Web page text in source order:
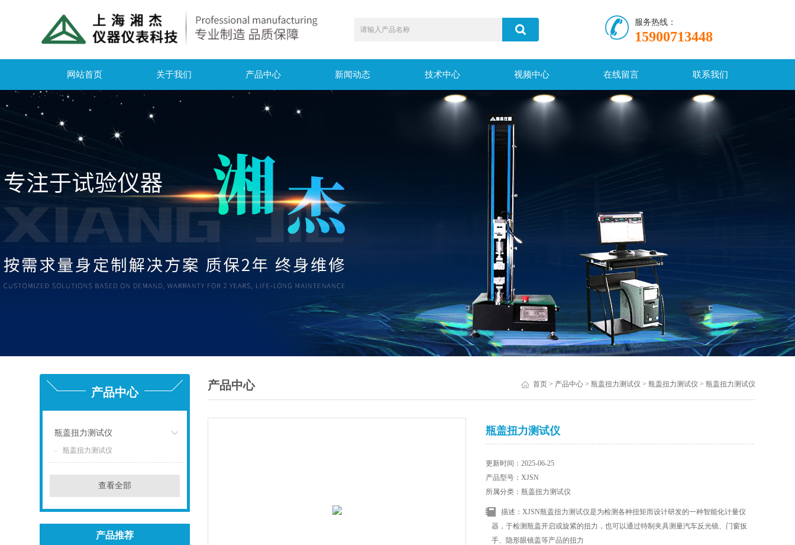
服务热线：
15900713448
网站首页 关于我们 产品中心 新闻动态 技术中心 视频中心 在线留言 联系我们
产品中心
瓶盖扭力测试仪
瓶盖扭力测试仪
查看全部
产品推荐
产品中心 首页> 产品中心> 瓶盖扭力测试仪 > 瓶盖扭力测试仪 > 瓶盖扭力测试仪
瓶盖扭力测试仪
更新时间：2025-06-25
产品型号：XJSN
所属分类：瓶盖扭力测试仪
描述：XJSN瓶盖扭力测试仪是为检测各种扭矩而设计研发的一种智能化计量仪
器，于检测瓶盖开启或旋紧的扭力，也可以通过特制夹具测量汽车反光镜、门窗扳
手、隐形眼镜盖等产品的扭力